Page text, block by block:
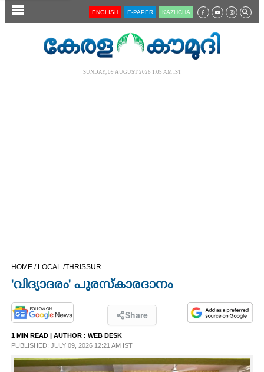
SECTIONS
OPINION
PHOTOS
ENGLISH E-PAPER KĀZHCHA
SUNDAY, 09 AUGUST 2026 1.05 AM IST
HOME / LOCAL /THRISSUR
'വിദ്യാദരം' പുരസ്കാരദാനം
Share
1 MIN READ | AUTHOR : WEB DESK
PUBLISHED: JULY 09, 2026 12:21 AM IST